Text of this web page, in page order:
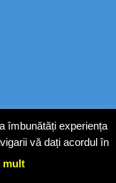
îmbunătăți experiența
vă dați acordul în
mult